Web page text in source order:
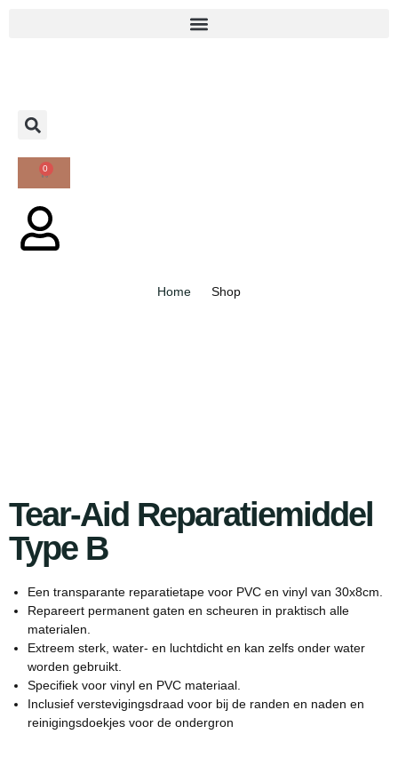
0
Home Shop
Tear-Aid Reparatiemiddel
Type B
Een transparante reparatietape voor PVC en vinyl van 30x8cm.
Repareert permanent gaten en scheuren in praktisch alle
materialen.
Extreem sterk, water- en luchtdicht en kan zelfs onder water
worden gebruikt.
Specifiek voor vinyl en PVC materiaal.
Inclusief verstevigingsdraad voor bij de randen en naden en
reinigingsdoekjes voor de ondergron